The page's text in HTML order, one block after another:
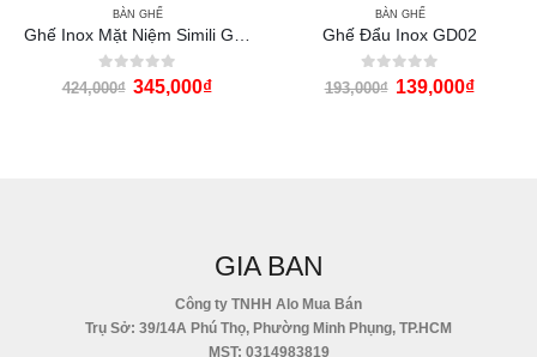
BÀN GHẾ
0out of 5
424,000₫ 345,000₫
BÀN GHẾ
Ghế Đẩu Inox GD02
0out of 5
193,000₫ 139,000₫
GIA BAN
Công ty TNHH Alo Mua Bán
Trụ Sở: 39/14A Phú Thọ, Phường Minh Phụng, TP.HCM
MST: 0314983819